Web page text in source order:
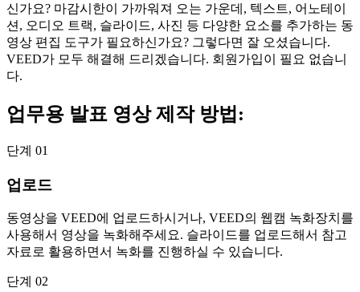
신가요? 마감시한이 가까워져 오는 가운데, 텍스트, 어노테이
션, 오디오 트랙, 슬라이드, 사진 등 다양한 요소를 추가하는 동
영상 편집 도구가 필요하신가요? 그렇다면 잘 오셨습니다.
VEED가 모두 해결해 드리겠습니다. 회원가입이 필요 없습니
다.
업무용 발표 영상 제작 방법:
단계 01
업로드
동영상을 VEED에 업로드하시거나, VEED의 웹캠 녹화장치를
사용해서 영상을 녹화해주세요. 슬라이드를 업로드해서 참고
자료로 활용하면서 녹화를 진행하실 수 있습니다.
단계 02